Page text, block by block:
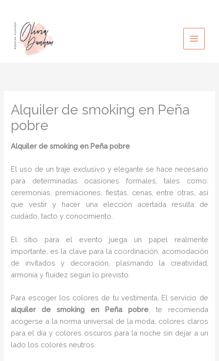
contenido
Alquiler de smoking en Peña
pobre
Alquiler de smoking en Peña pobre
El uso de un traje exclusivo y elegante se hace necesario
para determinadas ocasiones formales, tales como:
ceremonias, premiaciones, fiestas, cenas, entre otras, así
que vestir y hacer una elección acertada resulta de
cuidado, tacto y conocimiento.
El sitio para el evento juega un papel realmente
importante, es la clave para la coordinación, acomodación
de invitados y decoración, plasmando la creatividad,
armonía y fluidez según lo previsto.
Para escoger los colores de tu vestimenta, El servicio de
alquiler de smoking en Peña pobre, te recomienda
acogerse a la norma universal de la moda, colores claros
para el día y colores oscuros para la noche sin dejar a un
lado los colores neutros.